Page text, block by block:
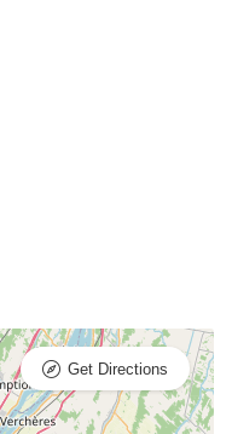
Get Directions